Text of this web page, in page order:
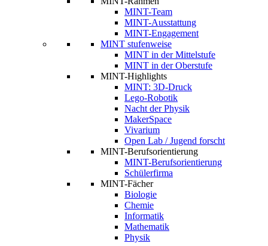
MINT-Team
MINT-Ausstattung
MINT-Engagement
MINT stufenweise
MINT in der Mittelstufe
MINT in der Oberstufe
MINT-Highlights
MINT: 3D-Druck
Lego-Robotik
Nacht der Physik
MakerSpace
Vivarium
Open Lab / Jugend forscht
MINT-Berufsorientierung
MINT-Berufsorientierung
Schülerfirma
MINT-Fächer
Biologie
Chemie
Informatik
Mathematik
Physik